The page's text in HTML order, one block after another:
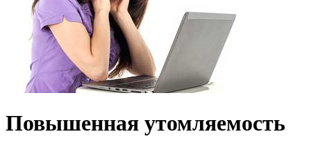
Повышенная утомляемость